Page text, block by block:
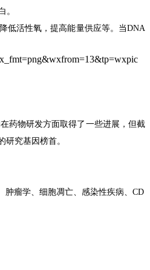
。
低活性氧，提高能量供应等。当DNA
药物研发方面取得了一些进展，但截
研究基因榜首。
瘤学、细胞凋亡、感染性疾病、 CD